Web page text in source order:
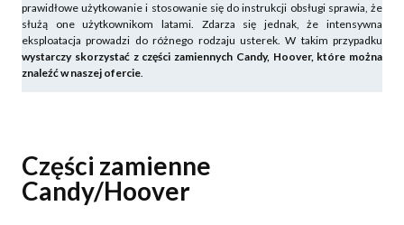
prawidłowe użytkowanie i stosowanie się do instrukcji obsługi sprawia, że
służą one użytkownikom latami. Zdarza się jednak, że intensywna
eksploatacja prowadzi do różnego rodzaju usterek. W takim przypadku
wystarczy skorzystać z części zamiennych Candy, Hoover, które można
znaleźć w naszej ofercie.
Części zamienne
Candy/Hoover